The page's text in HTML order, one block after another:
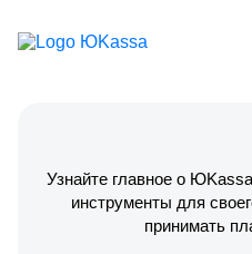
Узнайте главное о
инструменты для
принимать